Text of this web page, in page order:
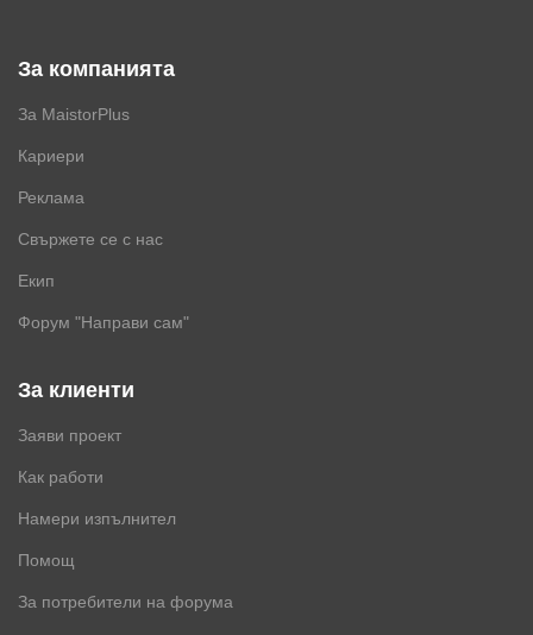
За компанията
За MaistorPlus
Кариери
Реклама
Свържете се с нас
Екип
Форум "Направи сам"
За клиенти
Заяви проект
Как работи
Намери изпълнител
Помощ
За потребители на форума